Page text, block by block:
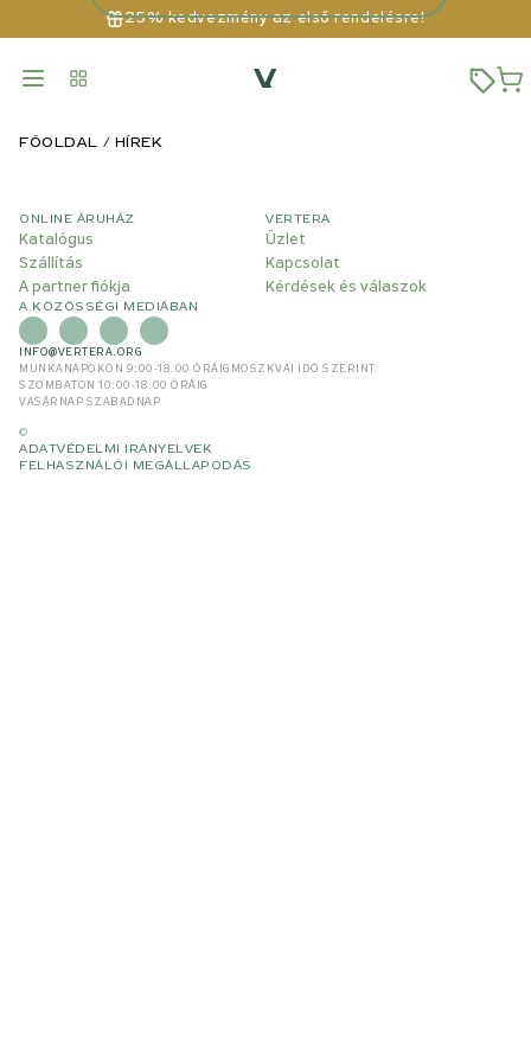
25% kedvezmény az első rendelésre!
FŐOLDAL HÍREK
ONLINE ÁRUHÁZ
Katalógus
Szállítás
A partner fiókja
VERTERA
Üzlet
Kapcsolat
Kérdések és válaszok
A KÖZÖSSÉGI MEDIÁBAN
INFO@VERTERA.ORG
MUNKANAPOKON 9:00-18:00 ÓRÁIG MOSZKVAI IDŐ SZERINT
SZOMBATON 10:00-18:00 ÓRÁIG
VASÁRNAP SZABADNAP
©
ADATVÉDELMI IRÁNYELVEK
FELHASZNÁLÓI MEGÁLLAPODÁS